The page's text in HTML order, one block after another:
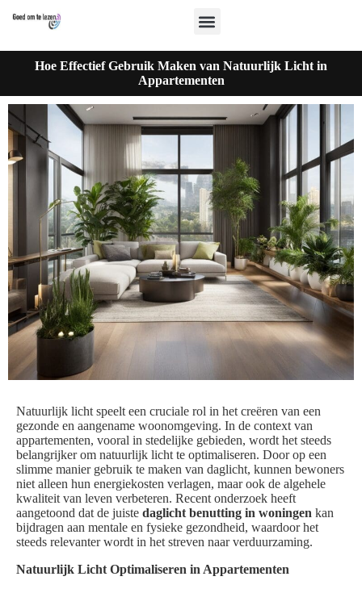
Hoe Effectief Gebruik Maken van Natuurlijk Licht in
Appartementen
Natuurlijk licht speelt een cruciale rol in het creëren van een
gezonde en aangename woonomgeving. In de context van
appartementen, vooral in stedelijke gebieden, wordt het steeds
belangrijker om natuurlijk licht te optimaliseren. Door op een
slimme manier gebruik te maken van daglicht, kunnen bewoners
niet alleen hun energiekosten verlagen, maar ook de algehele
kwaliteit van leven verbeteren. Recent onderzoek heeft
aangetoond dat de juiste daglicht benutting in woningen kan
bijdragen aan mentale en fysieke gezondheid, waardoor het
steeds relevanter wordt in het streven naar verduurzaming.
Natuurlijk Licht Optimaliseren in Appartementen